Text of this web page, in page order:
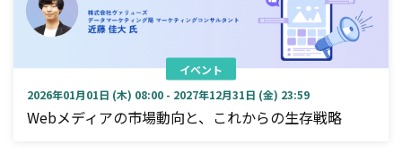
イベント
2026年01月01日 (木) 08:00 - 2027年12月31日 (金) 23:59
Webメディアの市場動向と、これからの生存戦略